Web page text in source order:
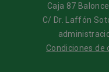
Caja 87
C/ Dr. Laffón
Condiciones de